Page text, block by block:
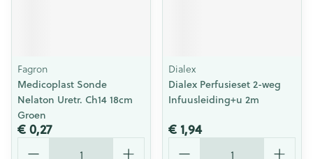
Fagron
Medicoplast Sonde
Nelaton Uretr. Ch14 18cm
Groen
€ 0,27
Aantal
Dialex
Dialex Perfusieset 2-weg
Infuusleiding+u 2m
€ 1,94
Aantal